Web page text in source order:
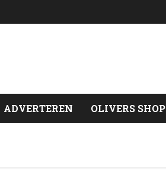
ADVERTEREN OLIVERS SHOP